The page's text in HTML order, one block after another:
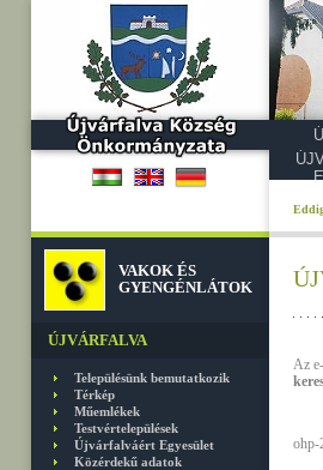
VAKOK ÉS
GYENGÉNLÁTOK
ÚJVÁRFALVA
Településünk bemutatkozik
Térkép
Műemlékek
Testvértelepülések
Újvárfalváért Egyesület
Közérdekű adatok
Az
ohp-